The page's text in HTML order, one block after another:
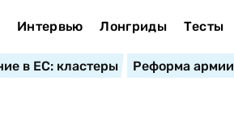
Интервью Лонгриды Тесты
в ЕС: кластеры Реформа армии